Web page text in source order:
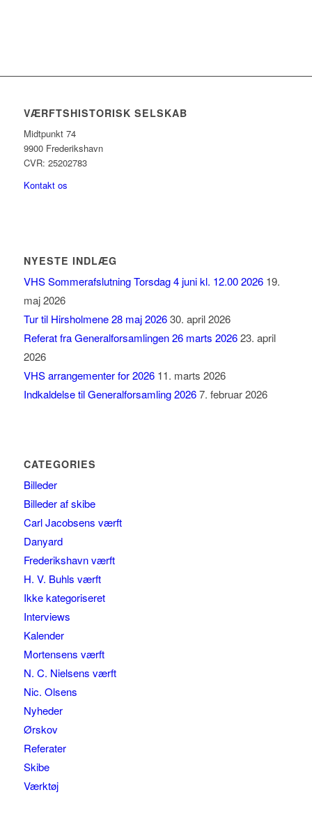
VÆRFTSHISTORISK SELSKAB
Midtpunkt 74
9900 Frederikshavn
CVR: 25202783
Kontakt os
NYESTE INDLÆG
VHS Sommerafslutning Torsdag 4 juni kl. 12.00 2026 19.
maj 2026
Tur til Hirsholmene 28 maj 2026 30. april 2026
Referat fra Generalforsamlingen 26 marts 2026 23. april
2026
VHS arrangementer for 2026 11. marts 2026
Indkaldelse til Generalforsamling 2026 7. februar 2026
CATEGORIES
Billeder
Billeder af skibe
Carl Jacobsens værft
Danyard
Frederikshavn værft
H. V. Buhls værft
Ikke kategoriseret
Interviews
Kalender
Mortensens værft
N. C. Nielsens værft
Nic. Olsens
Nyheder
Ørskov
Referater
Skibe
Værktøj